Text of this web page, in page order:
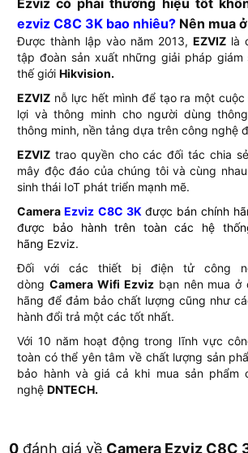
ezviz C8C 3K bao nhiêu? Nên mua
Được thành lập vào năm 2013, EZVIZlà
tập đoàn sản xuất những giải pháp giám
thế giớiHikvision.
EZVIZ nỗ lực hết mình để tạo ra một
lợi và thông minh cho người dùng
thông minh, nền tảng dựa trên công nghệ
EZVIZ trao quyền cho các đối tác chia
mây độc đáo của chúng tôi và cùng
sinh thái IoT phát triển mạnh mẽ.
CameraEzviz C8C 3K được bán chính
được bảo hành trên toàn các hệ
hãng Ezviz.
Đối với các thiết bị điện tử công
dòngCamera Wifi Ezvizbạn nên mua ở
hãng để đảm bảo chất lượng cũng như
hành đổi trả một các tốt nhất.
Với 10 năm hoạt động trong lĩnh vực
toàn có thể yên tâm về chất lượng sản
bảo hành và giá cả khi mua sản phẩm
nghệDNTECH.
0 đánh giá về Camera Ezviz C8C